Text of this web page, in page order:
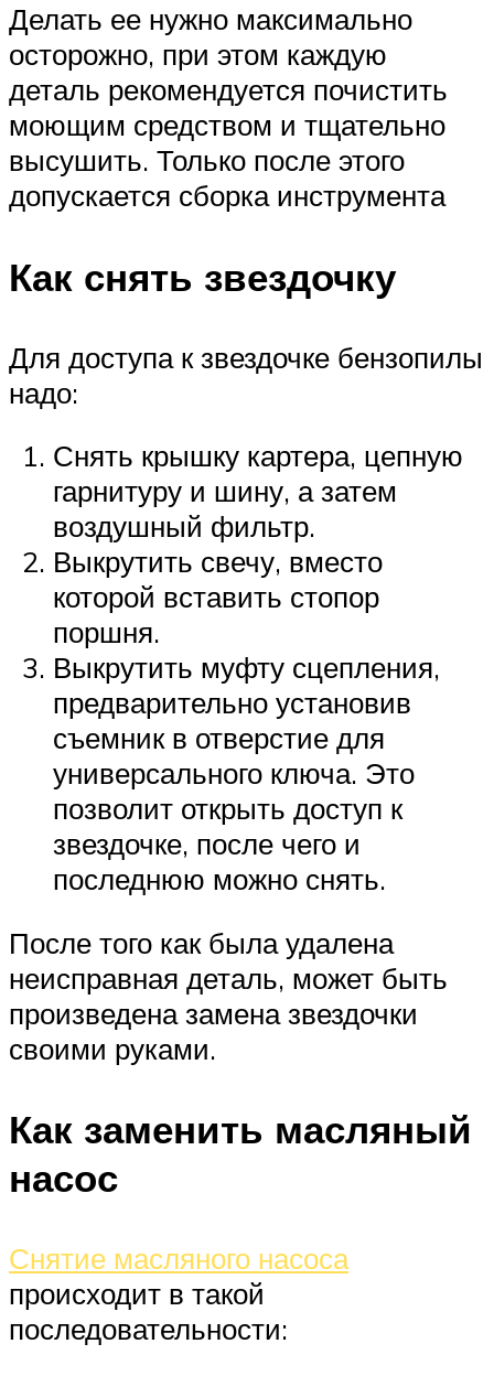
Делать ее нужно максимально
осторожно, при этом каждую
деталь рекомендуется почистить
моющим средством и тщательно
высушить. Только после этого
допускается сборка инструмента
Как снять звездочку
Для доступа к звездочке бензопилы
надо:
Снять крышку картера, цепную
гарнитуру и шину, а затем
воздушный фильтр.
Выкрутить свечу, вместо
которой вставить стопор
поршня.
Выкрутить муфту сцепления,
предварительно установив
съемник в отверстие для
универсального ключа. Это
позволит открыть доступ к
звездочке, после чего и
последнюю можно снять.
После того как была удалена
неисправная деталь, может быть
произведена замена звездочки
своими руками.
Как заменить масляный
насос
Снятие масляного насоса
происходит в такой
последовательности: